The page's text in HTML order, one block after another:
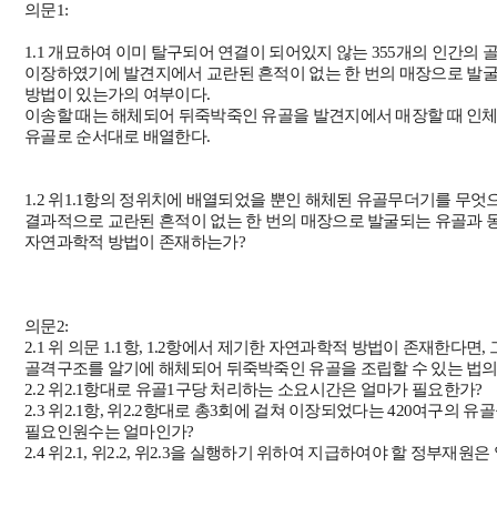
의문1:
1.1 개묘하여 이미 탈구되어 연결이 되어있지 않는 355개의 인간의
이장하였기에 발견지에서 교란된 흔적이 없는 한 번의 매장으로 발
방법이 있는가의 여부이다.
이송할 때는 해체되어 뒤죽박죽인 유골을 발견지에서 매장할 때 인
유골로 순서대로 배열한다.
1.2 위 1.1항의 정위치에 배열되었을 뿐인 해체된 유골무더기를 무엇
결과적으로 교란된 흔적이 없는 한 번의 매장으로 발굴되는 유골과
자연과학적 방법이 존재하는가?
의문2:
2.1 위 의문 1.1 항, 1.2항에서 제기한 자연과학적 방법이 존재한다면,
골격구조를 알기에 해체되어 뒤죽박죽인 유골을 조립할 수 있는 법
2.2 위 2.1항대로 유골1 구당 처리하는 소요시간은 얼마가 필요한가?
2.3 위 2.1항, 위 2.2항대로 총3회에 걸쳐 이장되었다는420여구의 유
필요인원수는 얼마인가?
2.4위 2.1, 위 2.2, 위 2.3을 실행하기 위하여 지급하여야 할 정부재원은